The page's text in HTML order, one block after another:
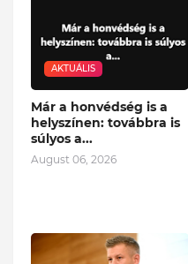
AKTUÁLIS
Már a honvédség is a
helyszínen: továbbra is
súlyos a...
August 06, 2026